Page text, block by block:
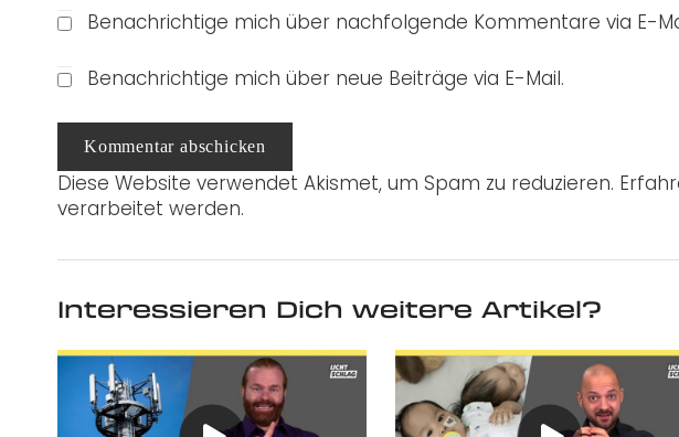
Benachrichtige mich über nachfolgende Kommentare via E-
Benachrichtige mich über neue Beiträge via E-Mail.
Kommentar abschicken
Diese Website verwendet Akismet, um Spam zu reduzieren.
verarbeitet werden.
Interessieren Dich weitere Artikel?